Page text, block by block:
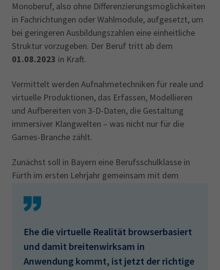
Monoberuf, also ohne Differenzierungsmöglichkeiten
in Fachrichtungen oder Wahlmodule, aufgesetzt, um
bei geringeren Ausbildungszahlen eine einheitliche
Struktur vorzugeben. Der Beruf tritt ab dem
01.08.2023 in Kraft.
Vermittelt werden Aufnahmetechniken für reale und
virtuelle Produktionen, das Erfassen, Modellieren
und Aufbereiten von 3-D-Daten, die Gestaltung
immersiver Klangwelten – was nicht nur für die
Games-Branche zählt.
Zunächst soll in Bayern eine Berufsschulklasse in
Fürth im ersten Lehrjahr gemeinsam mit dem
Ehe die virtuelle Realität browserbasiert
und damit breitenwirksam in
Anwendung kommt, ist jetzt der richtige